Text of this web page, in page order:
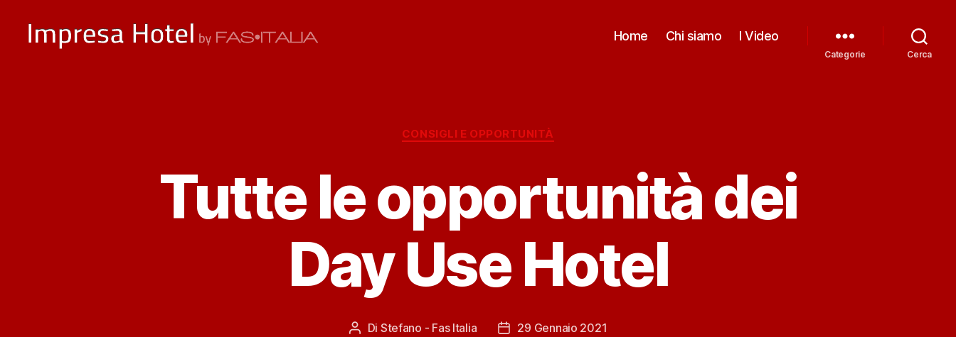
Home Chi siamo I Video
Categorie Cerca
Categorie
CONSIGLI E OPPORTUNITÀ
Tutte le opportunità dei
Day Use Hotel
Autore
Di Stefano - Fas Italia
Data29 Gennaio 2021